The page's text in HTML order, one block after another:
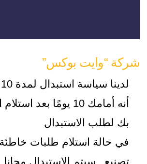
شركة “وايت بوكس”
أنه أمامك 10 يومًا
بك لطلب الاستبدال
في حالة استلام طلبات